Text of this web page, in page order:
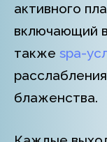
активного
включающий
также spa-
блаженства.